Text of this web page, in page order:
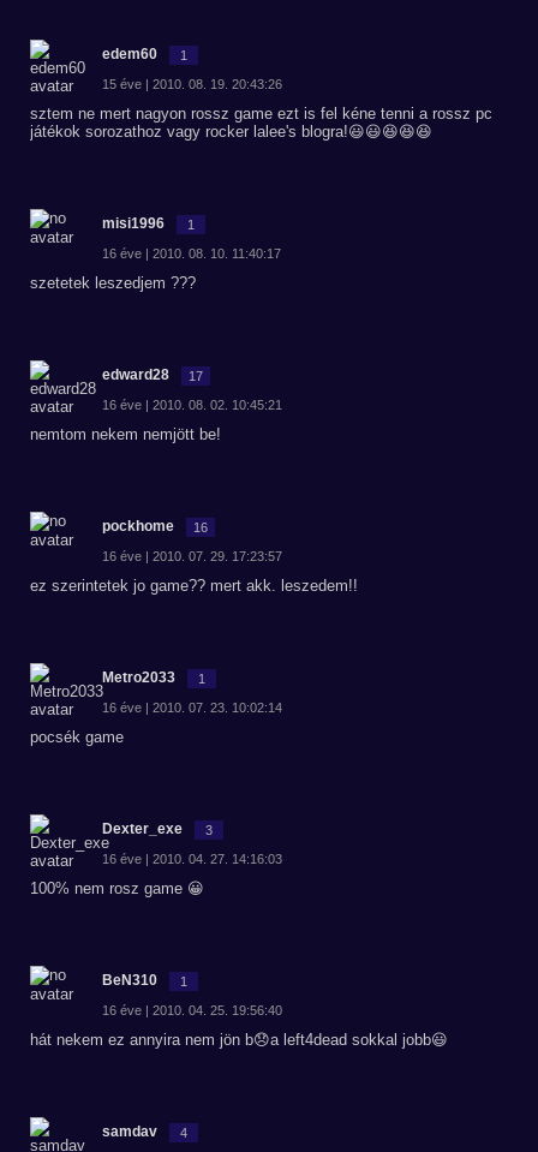
edem60 1
15 éve | 2010. 08. 19. 20:43:26
sztem ne mert nagyon rossz game ezt is fel kéne tenni a rossz pc
játékok sorozathoz vagy rocker lalee's blogra!😃😃😆😆😆
misi1996 1
16 éve | 2010. 08. 10. 11:40:17
szetetek leszedjem ???
edward28 17
16 éve | 2010. 08. 02. 10:45:21
nemtom nekem nemjött be!
pockhome 16
16 éve | 2010. 07. 29. 17:23:57
ez szerintetek jo game?? mert akk. leszedem!!
Metro2033 1
16 éve | 2010. 07. 23. 10:02:14
pocsék game
Dexter_exe 3
16 éve | 2010. 04. 27. 14:16:03
100% nem rosz game 😀
BeN310 1
16 éve | 2010. 04. 25. 19:56:40
hát nekem ez annyira nem jön b😞a left4dead sokkal jobb😃
samdav 4